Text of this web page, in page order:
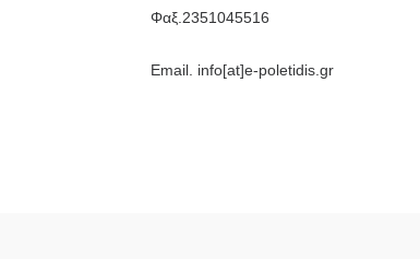
Φαξ.2351045516
Email. info[at]e-poletidis.gr